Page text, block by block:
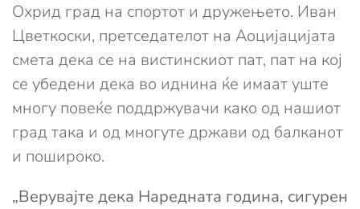
Охрид град на спортот и дружењето. Иван
Цветкоски, претседателот на Аоцијацијата
смета дека се на вистинскиот пат, пат на кој
се убедени дека во иднина ќе имаат уште
многу повеќе поддржувачи како од нашиот
град така и од многуте држави од балканот
и пошироко.
„Верувајте дека Наредната година, сигурен